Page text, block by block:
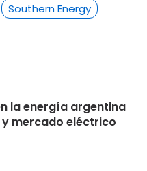
Southern Energy
la energía argentina
mercado eléctrico